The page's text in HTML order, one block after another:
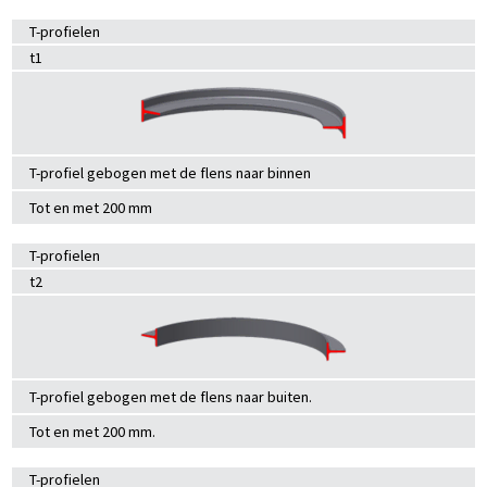
T-profielen
t1
T-profiel gebogen met de flens naar binnen
Tot en met 200 mm
T-profielen
t2
T-profiel gebogen met de flens naar buiten.
Tot en met 200 mm.
T-profielen